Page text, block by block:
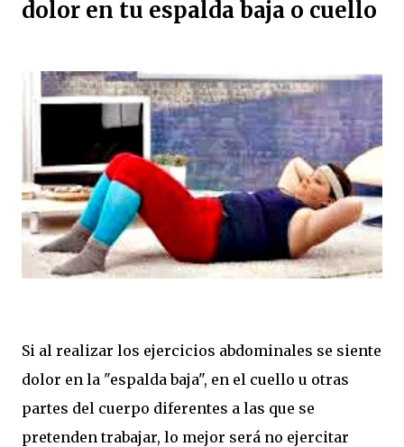
dolor en tu espalda baja o cuello
Si al realizar los ejercicios abdominales se siente
dolor en la "espalda baja", en el cuello u otras
partes del cuerpo diferentes a las que se
pretenden trabajar, lo mejor será no ejercitar